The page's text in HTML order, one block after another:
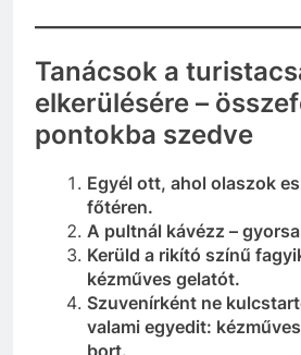
Tanácsok a
elkerülésére –
pontokba szedve
Egyél ott, ahol olaszok
főtéren.
A pultnál kávézz –
Kerüld a rikító színű
kézműves gelatót.
Szuvenírként ne
valami egyedit: